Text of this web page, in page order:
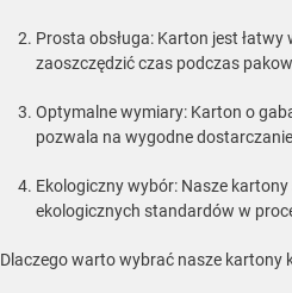
Prosta obsługa: Karton jest
zaoszczędzić czas podczas
Optymalne wymiary: Karton o
pozwala na wygodne
Ekologiczny wybór: Nasze
ekologicznych standardów w
Dlaczego warto wybrać nasze kartony